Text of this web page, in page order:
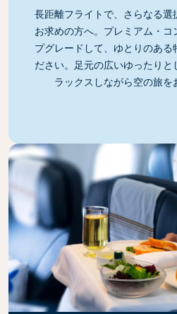
長距離フライトで、さらなる選
お求めの方へ。プレミアム・コ
プグレードして、ゆとりのある
ださい。足元の広いゆったりと
ラックスしながら空の旅を